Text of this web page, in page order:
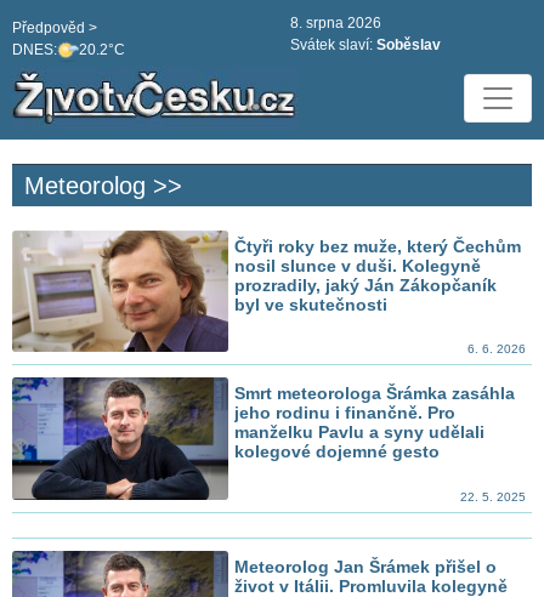
DNES: 20.2°C
Předpověd >
8. srpna 2026
Svátek slaví: Soběslav
Meteorolog >>
Čtyři roky bez muže, který Čechům
nosil slunce v duši. Kolegyně
prozradily, jaký Ján Zákopčaník
byl ve skutečnosti
6. 6. 2026
Smrt meteorologa Šrámka zasáhla
jeho rodinu i finančně. Pro
manželku Pavlu a syny udělali
kolegové dojemné gesto
22. 5. 2025
Meteorolog Jan Šrámek přišel o
život v Itálii. Promluvila kolegyně